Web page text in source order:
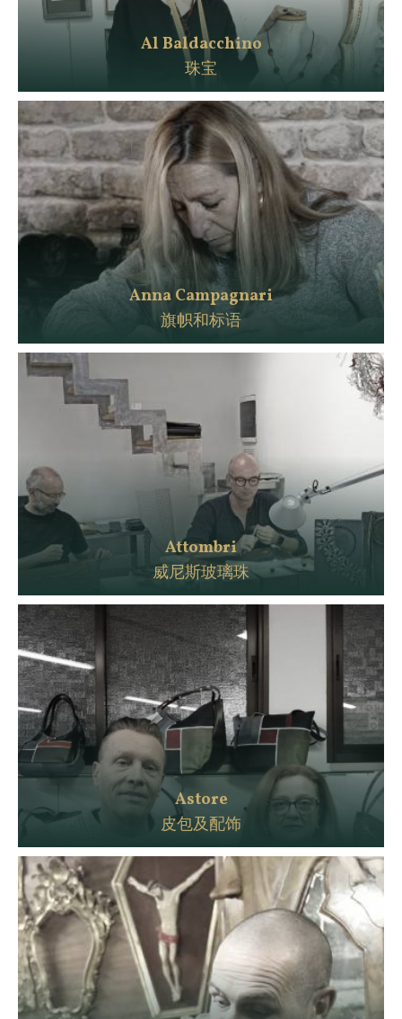
Al Baldacchino
珠宝
Anna Campagnari
旗帜和标语
Attombri
威尼斯玻璃珠
Astore
皮包及配饰